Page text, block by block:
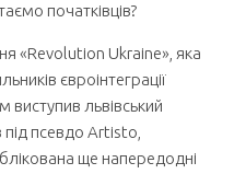
початківців?
«Revolution Ukraine», яка
євроінтеграції
львівський
псевдо Artisto,
ще напередодні